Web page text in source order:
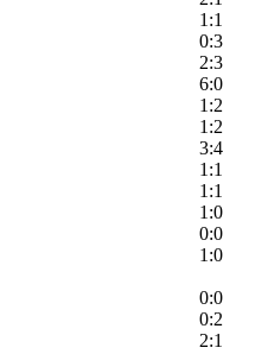
1:1
0:3
2:3
6:0
1:2
1:2
3:4
1:1
1:1
1:0
0:0
1:0
0:0
0:2
2:1